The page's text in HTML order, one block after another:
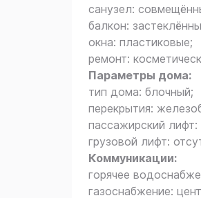
санузел:
балкон:
окна: пластиковые;
ремонт:
Параметры дома:
тип дома: блочный;
перекрытия:
пассажирский лифт:
грузовой лифт:
Коммуникации:
горячее
газоснабжение: